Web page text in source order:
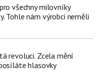
všechny milovníky
Tohle nám výrobci neměli
revoluci. Zcela mění
hlasovky